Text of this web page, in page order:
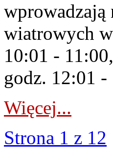
wprowadzają
wiatrowych
10:01 -
godz. 12:01
Więcej...
Strona 1 z 12